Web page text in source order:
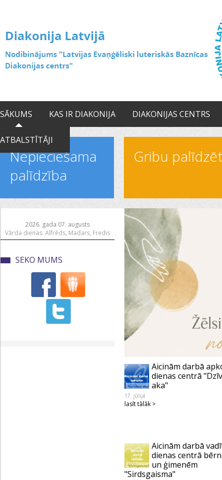
SĀKUMS KAS IR DIAKONIJA DIAKONIJAS CENTRS
ATBALSTĪTĀJI
Nepieciešama
palīdzība
Gribu palīdzēt
2026. gada 07. augusts
Vārda dienas: Alfrēds, Madars, Fredis
SEKO MUMS
Aicinām darbā
dienas centrā
aka"
17. jūlijā
lasīt tālāk >
Aicinām darbā
dienas centrā
un ģimenēm
"Sirdsgaisma"